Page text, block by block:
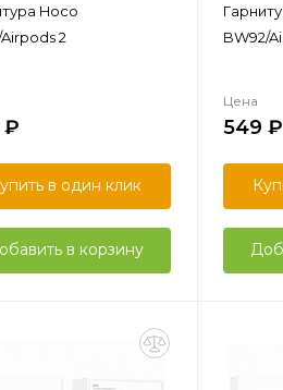
Hoco
Airpods 2
в один клик
в корзину
BW92/
Цена
549